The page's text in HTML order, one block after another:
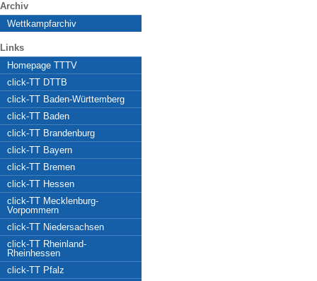
Archiv
Wettkampfarchiv
Links
Homepage TTTV
click-TT DTTB
click-TT Baden-Württemberg
click-TT Baden
click-TT Brandenburg
click-TT Bayern
click-TT Bremen
click-TT Hessen
click-TT Mecklenburg-
Vorpommern
click-TT Niedersachsen
click-TT Rheinland-
Rheinhessen
click-TT Pfalz